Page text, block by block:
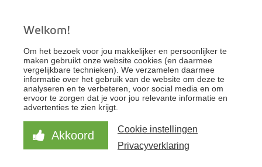
Welkom!
Om het bezoek voor jou makkelijker en persoonlijker te
maken gebruikt onze website cookies (en daarmee
vergelijkbare technieken). We verzamelen daarmee
informatie over het gebruik van de website om deze te
analyseren en te verbeteren, voor social media en om
ervoor te zorgen dat je voor jou relevante informatie en
advertenties te zien krijgt.
Akkoord
Cookie instellingen
Privacyverklaring
KantoorFloor - Uw specialist voor zakelijke
vloeren
FILTER HET ASSORTIMENT
FILTER HET ASSORTIMENT